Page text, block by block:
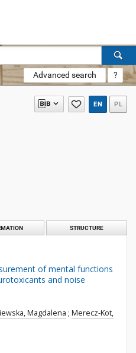
Advanced search ?
EN PL
STRUCTURE
of mental functions
and noise
Magdalena ; Merecz-Kot,